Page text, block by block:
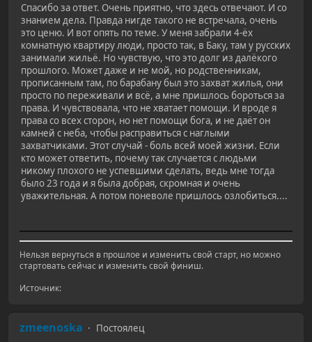
Спасибо за ответ. Очень приятно, что здесь отвечают. И со
знанием дела. Правда нигде такого не встречала, очень
это ценю. И вот опять по теме. У меня забрали 4-ёх
комнатную квартиру люди, просто так, в Баку, там у русских
занимали жильё. Но чувствую, что это долг из далёкого
прошлого. Может даже и не мой, но родственникам,
прописанным там, по барабану был это захват жилья, они
просто по переживали и всё, а мне пришлось бороться за
права. И чувствовала, что не хватает помощи. И вроде я
права со всех сторон, но нет помощи бога, и не даёт он
камней с неба, чтобы расправиться с наглыми
захватчиками. Этот случай - боль всей моей жизни. Если
кто может ответить, почему так случается с людьми
никому плохого не успевшими сделать, ведь мне тогда
было 23 года и я была добрая, скромная и очень
уважительная. А потом поневоле пришлось озлобиться....
Нельзя вернуться в прошлое и изменить свой старт, но можно
стартовать сейчас и изменить свой финиш.
Источник:
zmeenoska
Постоялец